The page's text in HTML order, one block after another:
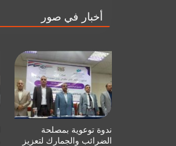
أخبار في صور
ندوة توعوية بمصلحة
الضرائب والجمارك لتعزيز